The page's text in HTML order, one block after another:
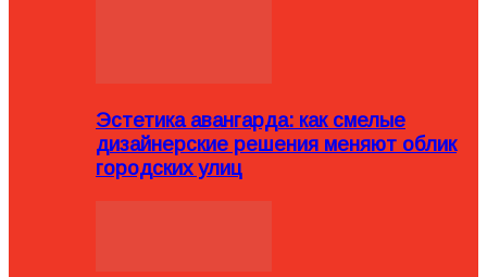
Эстетика авангарда: как смелые
дизайнерские решения меняют облик
городских улиц